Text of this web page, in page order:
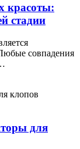
красоты:
стадии
совпадения
для